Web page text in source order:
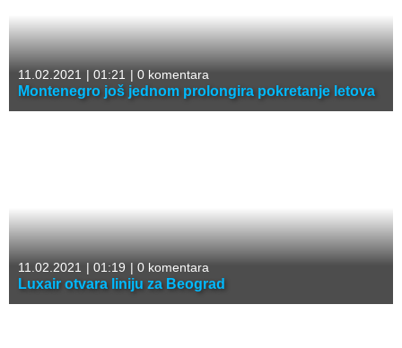
11.02.2021 | 01:21 | 0 komentara
Montenegro još jednom prolongira pokretanje letova
11.02.2021 | 01:19 | 0 komentara
Luxair otvara liniju za Beograd